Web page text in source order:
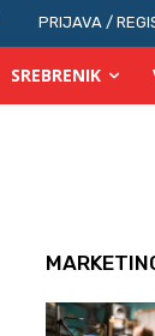
PRIJAVA /
SREBRENIK